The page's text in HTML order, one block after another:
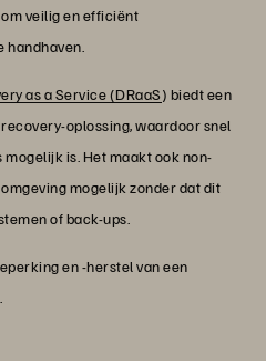
veilig en efficiënt
handhaven.
as a Service (DRaaS) biedt een
oplossing, waardoor snel
is. Het maakt ook non-
mogelijk zonder dat dit
of back-ups.
en -herstel van een
.